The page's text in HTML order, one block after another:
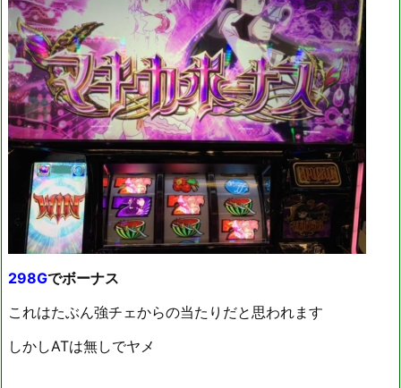
298Gでボーナス
これはたぶん強チェからの当たりだと思われます
しかしATは無しでヤメ